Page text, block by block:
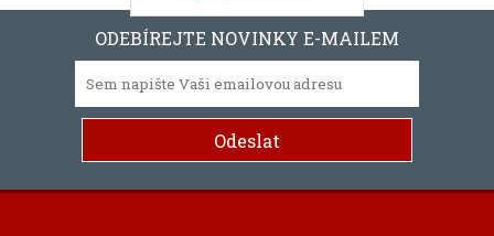
ODEBÍREJTE NOVINKY E-MAILEM